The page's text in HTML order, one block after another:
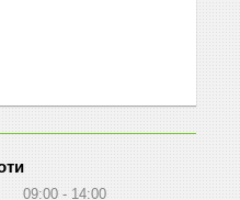
09:00 14:00